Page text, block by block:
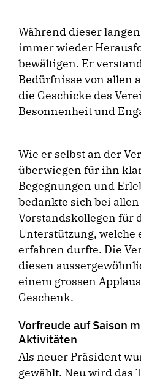
Während dieser
immer wieder
bewältigen. Er
Bedürfnisse von allen
die Geschicke des
Besonnenheit und
Wie er selbst an der
überwiegen für ihn
Begegnungen und
bedankte sich bei
Vorstandskollegen für
Unterstützung, welche
erfahren durfte. Die
diesen
einem grossen
Geschenk.
Vorfreude auf Saison
Aktivitäten
Als neuer Präsident
gewählt. Neu wird das